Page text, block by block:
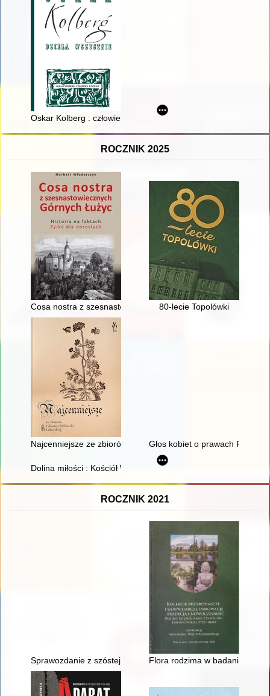
Oskar Kolberg : człowiek i dzieło. Cz. 3,
ROCZNIK 2025
Cosa nostra z szesnastowiecznych Górnych Łużyc : historia
80-lecie Topolówki
Najcenniejsze ze zbiorów Głównej Biblioteki Lekarskiej
Głos kobiet o prawach Polek
Dolina miłości : Kościół Wniebowzięcia Najświętszej Maryi
ROCZNIK 2021
Sprawozdanie z szóstej filozoficznej konferencji naukowej
Flora rodzima w badaniach